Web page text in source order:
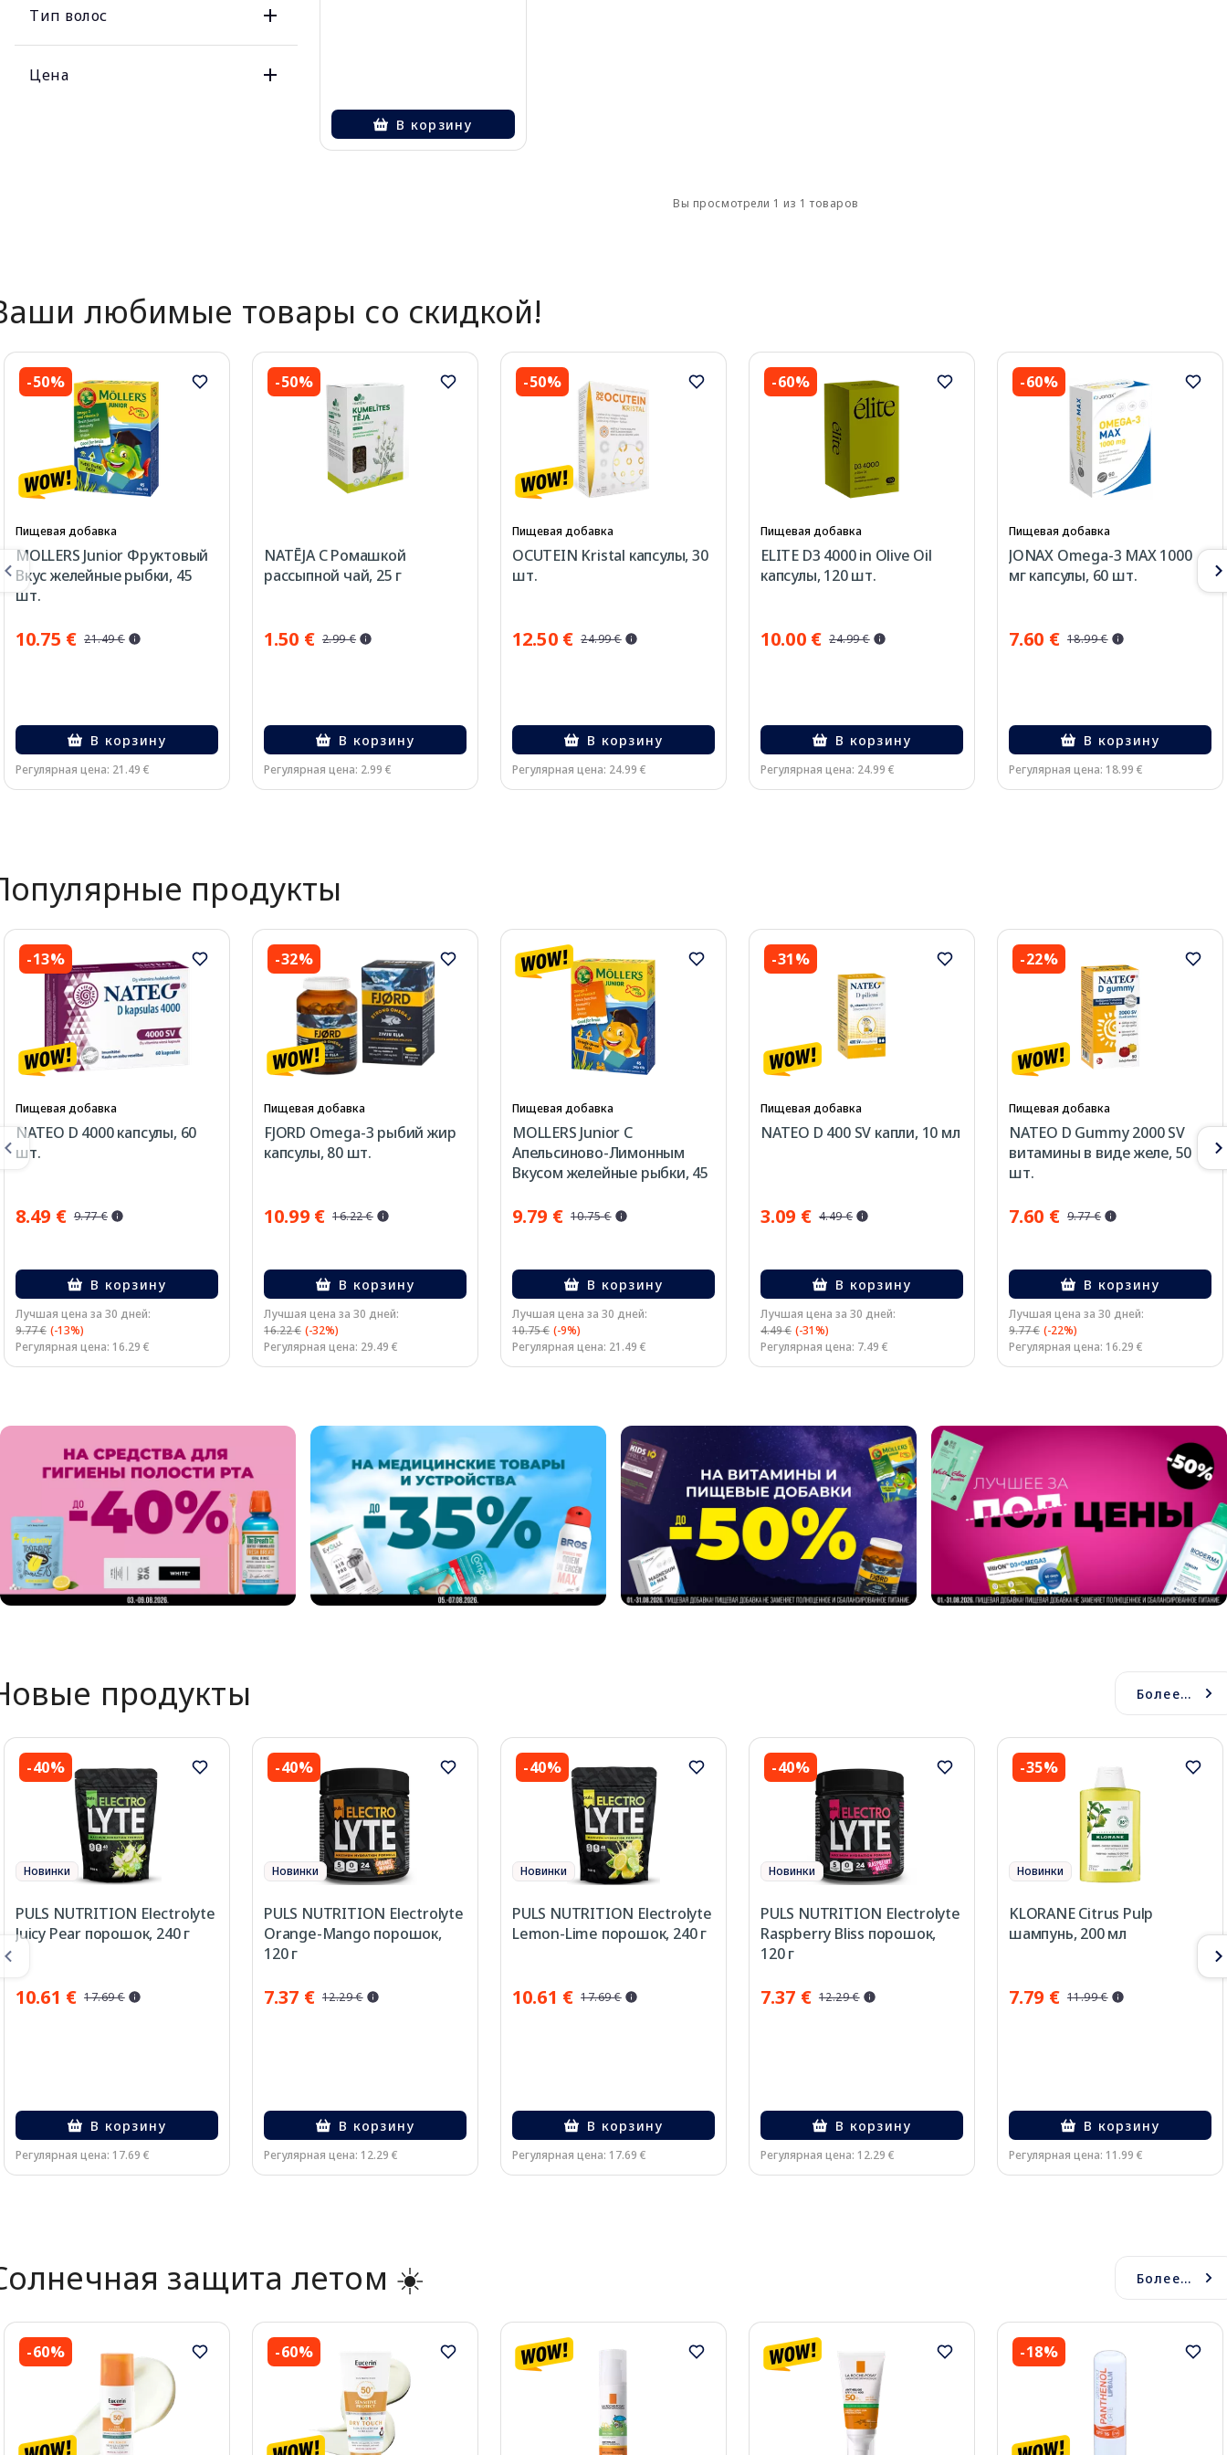
Тип волос
Цена
В корзину
Вы просмотрели 1 из 1 товаров
любимые товары со скидкой!
-50%
Пищевая добавка
MOLLERS Junior Фруктовый
Вкус желейные рыбки, 45
шт.
10.75 € 21.49 €
В корзину
Регулярная цена: 21.49 €
-50%
NATĒJA С Ромашкой
рассыпной чай, 25 г
1.50 € 2.99 €
В корзину
Регулярная цена: 2.99 €
-50%
Пищевая добавка
OCUTEIN Kristal капсулы, 30
шт.
12.50 € 24.99 €
В корзину
Регулярная цена: 24.99 €
-60%
Пищевая добавка
ELITE D3 4000 in Olive Oil
капсулы, 120 шт.
10.00 € 24.99 €
В корзину
Регулярная цена: 24.99 €
-60%
Пищевая добавка
JONAX Omega-3 MAX 1000
мг капсулы, 60 шт.
7.60 € 18.99 €
В корзину
Регулярная цена: 18.99 €
продукты
-13%
Пищевая добавка
NATEO D 4000 капсулы, 60
шт.
8.49 € 9.77 €
В корзину
Лучшая цена за 30 дней:
9.77 € (-13%)
Регулярная цена: 16.29 €
-32%
Пищевая добавка
FJORD Omega-3 рыбий жир
капсулы, 80 шт.
10.99 € 16.22 €
В корзину
Лучшая цена за 30 дней:
16.22 € (-32%)
Регулярная цена: 29.49 €
Пищевая добавка
MOLLERS Junior C
Апельсиново-Лимонным
Вкусом желейные рыбки, 45
9.79 € 10.75 €
В корзину
Лучшая цена за 30 дней:
10.75 € (-9%)
Регулярная цена: 21.49 €
-31%
Пищевая добавка
NATEO D 400 SV капли, 10 мл
3.09 € 4.49 €
В корзину
Лучшая цена за 30 дней:
4.49 € (-31%)
Регулярная цена: 7.49 €
-22%
Пищевая добавка
NATEO D Gummy 2000 SV
витамины в виде желе, 50
шт.
7.60 € 9.77 €
В корзину
Лучшая цена за 30 дней:
9.77 € (-22%)
Регулярная цена: 16.29 €
продукты Более...
-40%
Новинки
PULS NUTRITION Electrolyte
Juicy Pear порошок, 240 г
10.61 € 17.69 €
В корзину
Регулярная цена: 17.69 €
-40%
Новинки
PULS NUTRITION Electrolyte
Orange-Mango порошок,
120 г
7.37 € 12.29 €
В корзину
Регулярная цена: 12.29 €
-40%
Новинки
PULS NUTRITION Electrolyte
Lemon-Lime порошок, 240 г
10.61 € 17.69 €
В корзину
Регулярная цена: 17.69 €
-40%
Новинки
PULS NUTRITION Electrolyte
Raspberry Bliss порошок,
120 г
7.37 € 12.29 €
В корзину
Регулярная цена: 12.29 €
-35%
Новинки
KLORANE Citrus Pulp
шампунь, 200 мл
7.79 € 11.99 €
В корзину
Регулярная цена: 11.99 €
защита летом ☀️ Более...
-60% -60% -18%